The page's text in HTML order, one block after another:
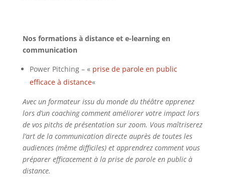
Nos formations à distance et e-learning en
communication
Power Pitching – « prise de parole en public
efficace à distance«
Avec un formateur issu du monde du théâtre apprenez
lors d’un coaching comment améliorer votre impact lors
de vos pitchs de présentation sur zoom. Vous maîtriserez
l’art de la communication directe auprès de toutes les
audiences (même difficiles) et apprendrez comment vous
préparer efficacement à la prise de parole en public à
distance.